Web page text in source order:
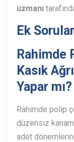
uzmanı
Ek Sorular
Rahimde
Kasık
Yapar mı?
Rahimde polip
düzensiz
adet